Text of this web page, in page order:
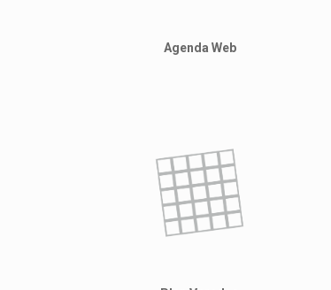
Agenda Web